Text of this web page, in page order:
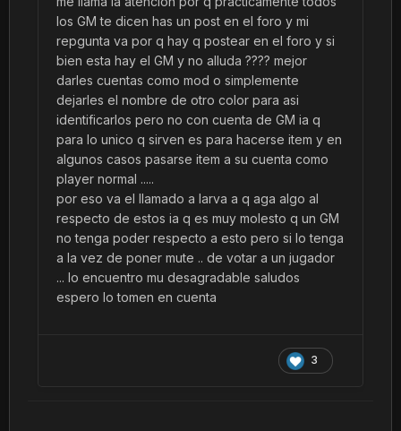
los GM te dicen has un post en el foro y mi
repgunta va por q hay q postear en el foro y si
bien esta hay el GM y no alluda ???? mejor
darles cuentas como mod o simplemente
dejarles el nombre de otro color para asi
identificarlos pero no con cuenta de GM ia q
para lo unico q sirven es para hacerse item y en
algunos casos pasarse item a su cuenta como
player normal .....
por eso va el llamado a larva a q aga algo al
respecto de estos ia q es muy molesto q un GM
no tenga poder respecto a esto pero si lo tenga
a la vez de poner mute .. de votar a un jugador
... lo encuentro mu desagradable saludos
espero lo tomen en cuenta
3